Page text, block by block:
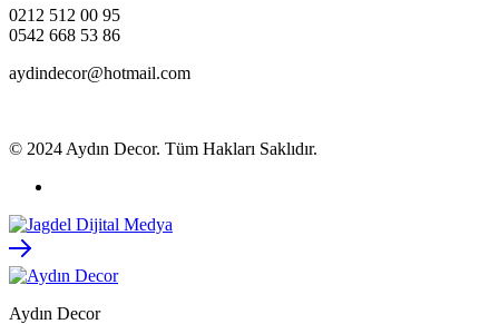
0212 512 00 95
0542 668 53 86
aydindecor@hotmail.com
© 2024 Aydın Decor. Tüm Hakları Saklıdır.
Aydın Decor